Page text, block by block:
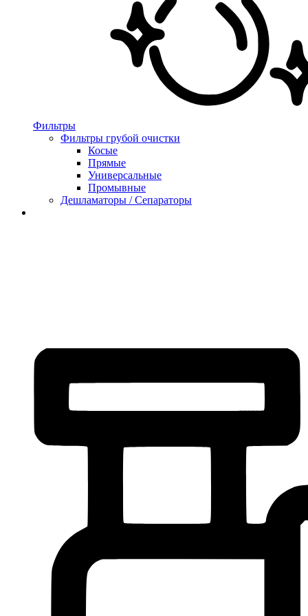
Фильтры
Фильтры грубой очистки
Косые
Прямые
Универсальные
Промывные
Дешламаторы / Сепараторы